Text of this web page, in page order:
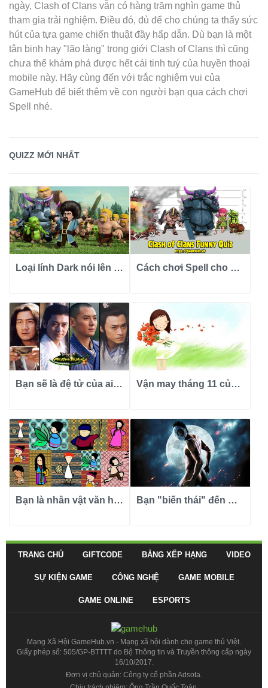
ngày, Clash of Clans vẫn có hàng trăm nghìn game thủ
tham gia trải nghiệm. Điều đó, đủ để cho chúng ta thấy sức
hút của tựa game chiến thuật đầy hấp dẫn. Dù bạn là một
tân binh hay "lão làng" trong giới Clash of Clans thì cũng
chưa thể khám phá được hết cái tinh tuý của huyền thoại
mobile này. Hãy cùng đến với trắc nghiệm vui của
GameHub để biết thêm về con người bạn qua cách chơi
Spell nhé.
QUIZZ MỚI NHẤT
Loại lính Dark nói lên con người bạn ra sao? Cách chơi Spell cho bạn biết tính tình của bạn?
Bạn sẽ là đệ tử của ai trong Thiên Long Bát Bộ? Vận may tháng 11 của 12 cung hoàng đạo ra sao?
Bạn là nhân vật văn học Việt Nam nào? Bạn "biến thái" đến mức nào?
TRANG CHỦ GIFTCODE BẢNG XẾP HẠNG VIDEO
SỰ KIỆN GAME CÔNG NGHỆ GAME MOBILE
GAME ONLINE ESPORTS
Mạng Xã Hội GameHub.vn - Mạng xã hội dành cho game thủ Việt.
Giấy phép số: 505/GP-BTTTT do Bộ Thông tin và Truyền thông cấp ngày
16/10/2017.
Đơn vị chủ quản: Công ty cổ phần Adsota.